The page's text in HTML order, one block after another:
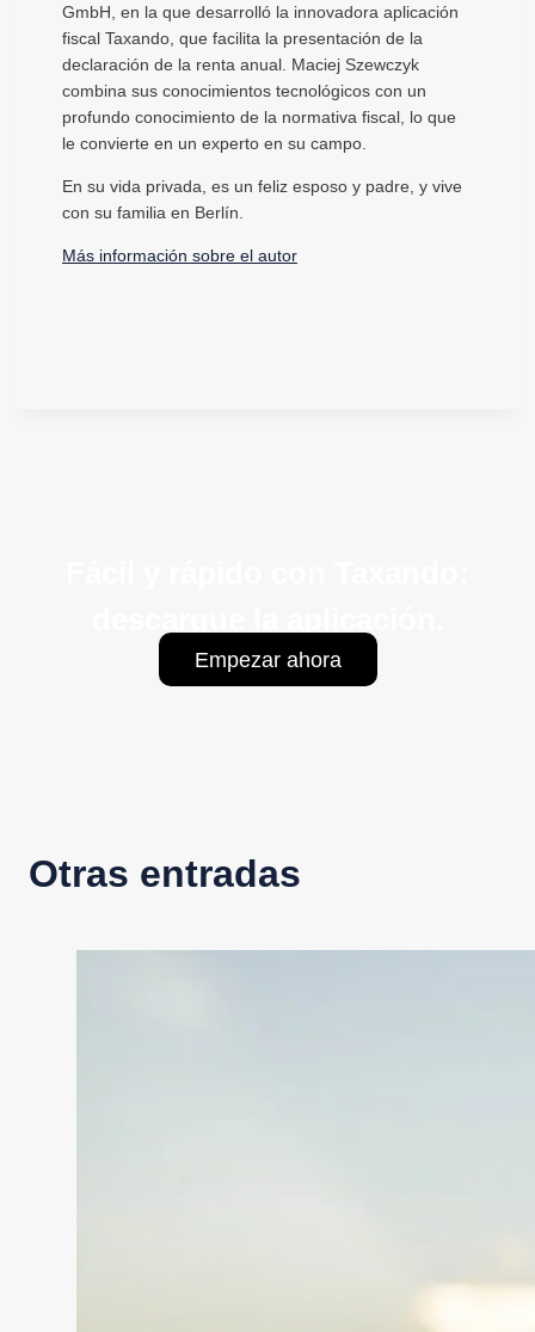
GmbH, en la que desarrolló la innovadora aplicación
fiscal Taxando, que facilita la presentación de la
declaración de la renta anual. Maciej Szewczyk
combina sus conocimientos tecnológicos con un
profundo conocimiento de la normativa fiscal, lo que
le convierte en un experto en su campo.
En su vida privada, es un feliz esposo y padre, y vive
con su familia en Berlín.
Más información sobre el autor
Empezar ahora
Otras entradas